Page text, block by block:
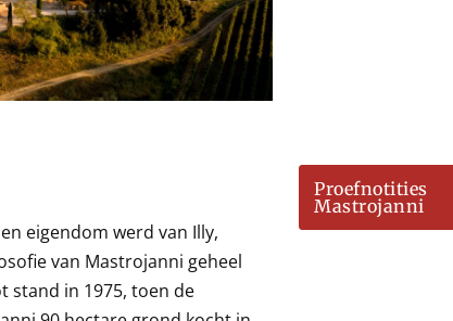
eigendom werd van Illy,
van Mastrojanni geheel
stand in 1975, toen de
Proefnotities
Mastrojanni